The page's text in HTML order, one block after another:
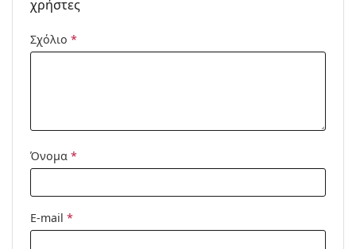
Προϊόντος /
Μοντέλο:
χρήστες
Σχόλιο *
Όνομα *
E-mail *